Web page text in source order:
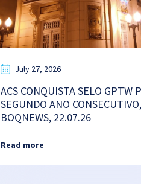
July 27, 2026
ACS CONQUISTA SELO GPTW
SEGUNDO ANO CONSECUTIVO,
BOQNEWS, 22.07.26
Read more